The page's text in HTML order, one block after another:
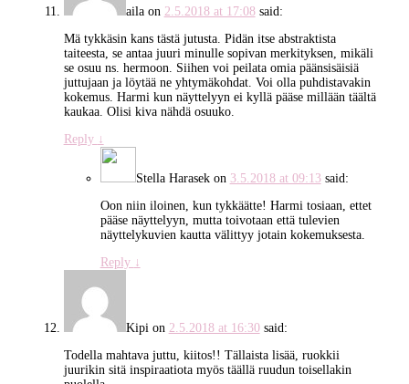
ailaon 2.5.2018 at 17:08 said:
Mä tykkäsin kans tästä jutusta. Pidän itse abstraktista
taiteesta, se antaa juuri minulle sopivan merkityksen, mikäli
se osuu ns. hermoon. Siihen voi peilata omia päänsisäisiä
juttujaan ja löytää ne yhtymäkohdat. Voi olla puhdistavakin
kokemus. Harmi kun näyttelyyn ei kyllä pääse millään täältä
kaukaa. Olisi kiva nähdä osuuko.
Reply ↓
Stella Harasekon 3.5.2018 at 09:13 said:
Oon niin iloinen, kun tykkäätte! Harmi tosiaan, ettet
pääse näyttelyyn, mutta toivotaan että tulevien
näyttelykuvien kautta välittyy jotain kokemuksesta.
Reply ↓
Kipion 2.5.2018 at 16:30 said:
Todella mahtava juttu, kiitos!! Tällaista lisää, ruokkii
juurikin sitä inspiraatiota myös täällä ruudun toisellakin